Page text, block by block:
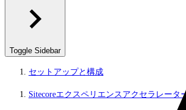
Toggle Sidebar
セットアップと構成
Sitecoreエクスペリエンスアクセラレーター